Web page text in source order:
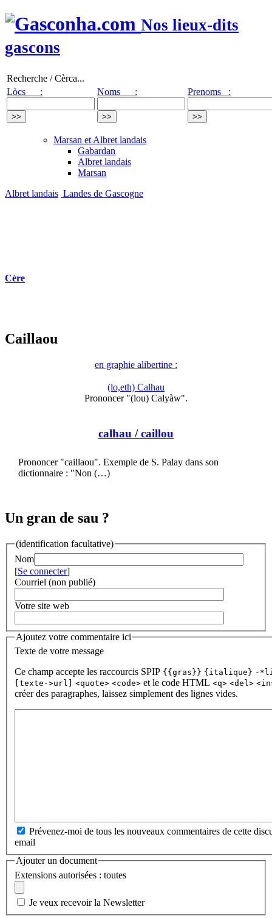
Nos lieux-dits
gascons
Recherche / Cèrca...
Lòcs :
Noms : Prenoms :
Marsan et Albret landais
Gabardan
Albret landais
Marsan
Albret landais Landes de Gascogne
Cère
Caillaou
en graphie alibertine :
(lo,eth) Calhau
Prononcer "(lou) Calyàw".
calhau / caillou
Prononcer "caillaou". Exemple de S. Palay dans son
dictionnaire : "Non (…)
Un gran de sau ?
(identification facultative)
Nom
[Se connecter]
Courriel (non publié)
Votre site web
Ajoutez votre commentaire ici
Texte de votre message
Ce champ accepte les raccourcis SPIP {{gras}} {italique} -
[texte->url]
<quote> <code> et le code HTML <q> <del>
créer des paragraphes, laissez simplement des lignes vides.
Prévenez-moi de tous les nouveaux commentaires de cette
email
Ajouter un document
Extensions autorisées : toutes
Je veux recevoir la Newsletter